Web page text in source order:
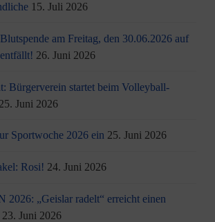
15. Juli 2026
am Freitag, den 30.06.2026 auf
26. Juni 2026
Bürgerverein startet beim Volleyball-
25. Juni 2026
Sportwoche 2026 ein 25. Juni 2026
Rosi! 24. Juni 2026
„Geislar radelt“ erreicht einen
23. Juni 2026